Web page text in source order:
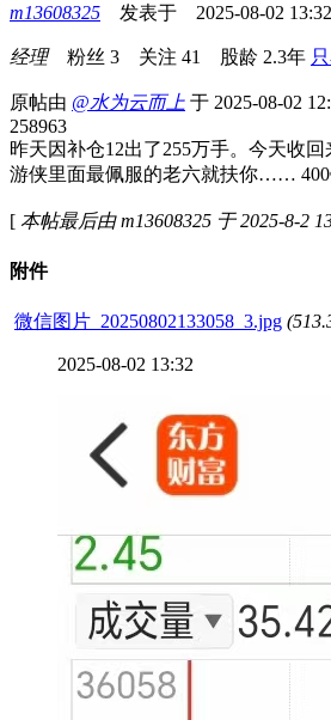
m13608325 发表于 2025-08-02 13:32
经理粉丝 3 关注 41 股龄 2.3年
原帖由 @水为云而上 于 2025-08-02
258963
昨天因补仓12出了255万手。今天收
游侠里面最佩服的老六就扶你……
[ 本帖最后由 m13608325 于 2025-8-2
附件
微信图片_20250802133058_3.jpg
2025-08-02 13:32